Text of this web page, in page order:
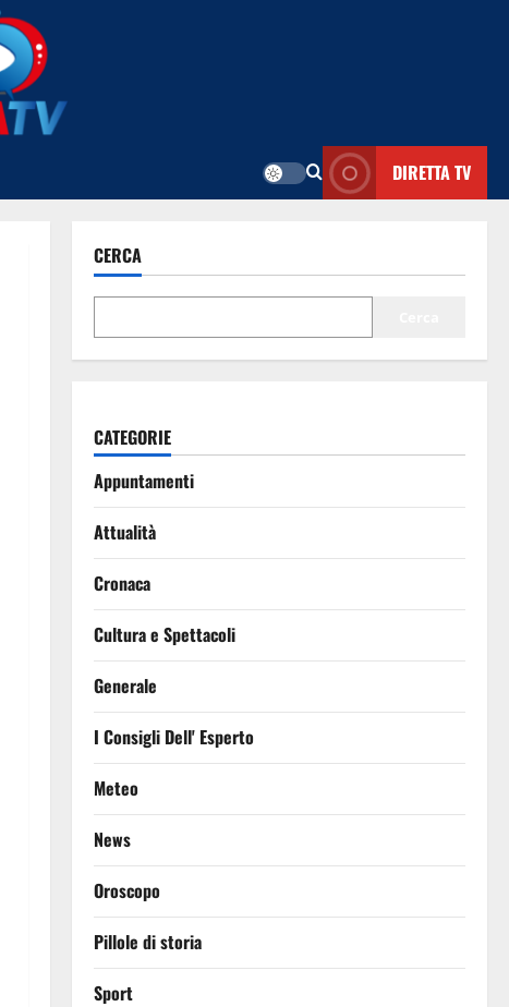
DIRETTA TV
CERCA
CATEGORIE
Appuntamenti
Attualità
Cronaca
Cultura e Spettacoli
Generale
I Consigli Dell' Esperto
Meteo
News
Oroscopo
Pillole di storia
Sport